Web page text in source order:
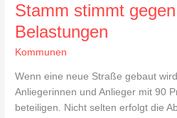
Stamm stimmt
Belastungen
Kommunen
Wenn eine neue Straße gebaut
Anliegerinnen und Anlieger mit 90
beteiligen. Nicht selten erfolgt die